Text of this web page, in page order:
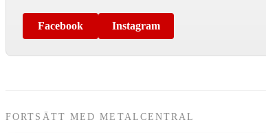
Facebook Instagram
FORTSÄTT MED METALCENTRAL